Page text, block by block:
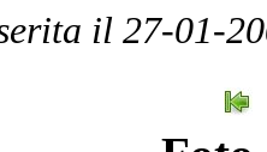
il 27-01-